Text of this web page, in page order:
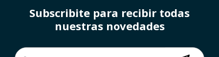
Subscribite para recibir todas
nuestras novedades